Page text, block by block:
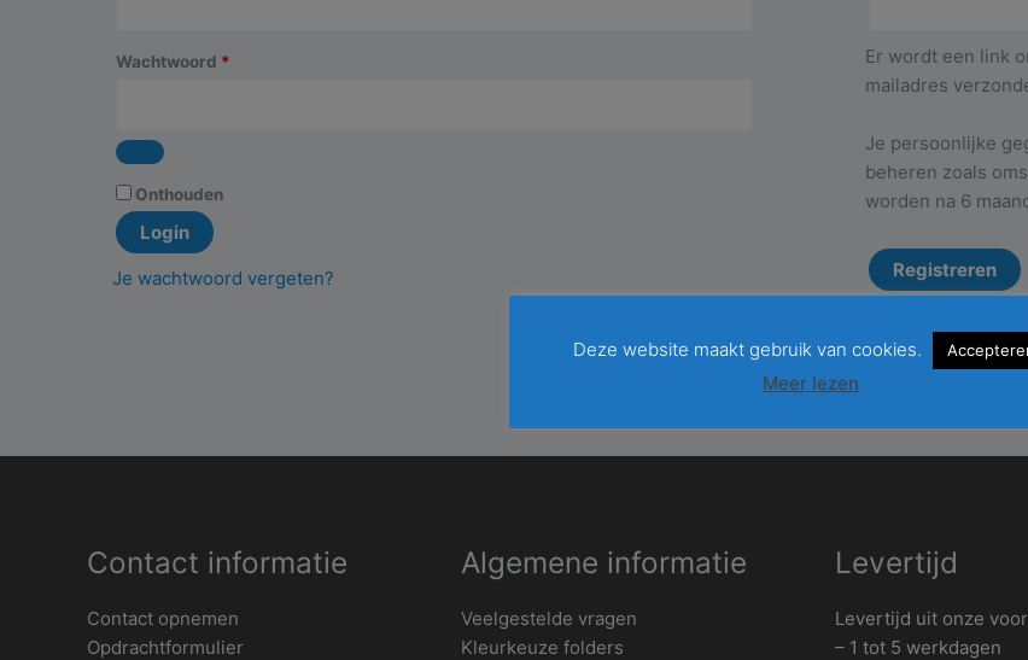
Wachtwoord *
Onthouden
Login
Je wachtwoord vergeten?
Er wordt een link
mailadres
Je persoonlijke
beheren zoals
worden na 6
Registreren
Contact informatie
Contact opnemen
Opdrachtformulier
Algemene informatie
Veelgestelde vragen
Kleurkeuze folders
Levertijd
Levertijd uit onze
– 1 tot 5 werkdagen
Deze website maakt gebruik van cookies.
Meer lezen